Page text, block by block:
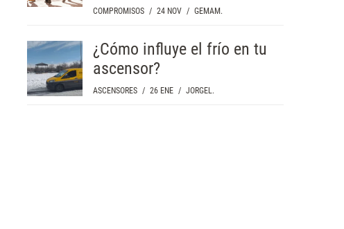
COMPROMISOS / 24 NOV / GEMAM.
¿Cómo influye el frío en tu
ascensor?
ASCENSORES / 26 ENE / JORGEL.